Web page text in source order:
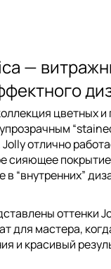
—
цветных и
отлично
сияющее
в “внутренних”
оттенки
для мастера,
и красивый